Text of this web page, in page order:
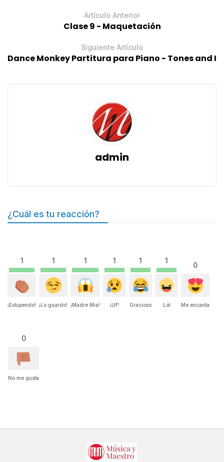
Artículo Anterior
Clase 9 - Maquetación
Siguiente Artículo
Dance Monkey Partitura para Piano - Tones and I
admin
¿Cuál es tu reacción?
1
¡Estupendo!
1
¡Lo guardo!
1
¡Madre Mía!
1
¡Uf!
1
Gracioso
1
Lol
0
Me encanta
0
No me gusta